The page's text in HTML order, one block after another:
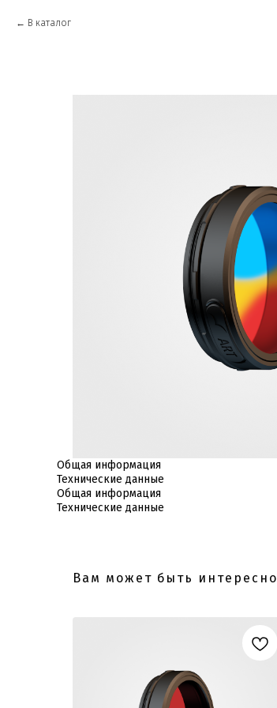
В каталог
Общая информация
Технические данные
Общая информация
Технические данные
Вам может быть интересно